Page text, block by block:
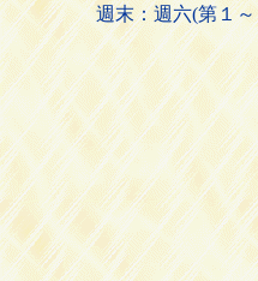
週末：週六(第１～９